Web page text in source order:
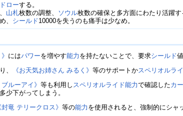
ドローする。
山札枚数の調整、 ソウル枚数の確保と多方面にわたり活躍す
、 シールド10000を失うのも痛手は少なめ。
にはパワーを増やす能力 を持たないことで、要求シールド
、 《お天気お姉さん みるく》等のサポートかスペリオルラ
ブルーアイ》等も利用し スペリオルライド能力で確認したカ
少下がってしまう。
封竜 テリークロス》等の能力 を使用されると、強制的にシャ